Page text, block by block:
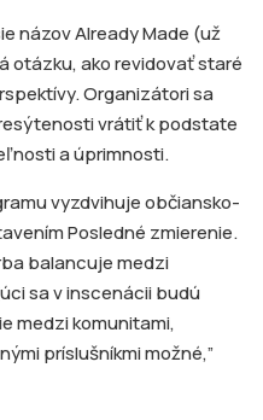
názov Already Made (už
otázku, ako revidovať staré
Organizátori sa
vrátiť k podstate
a úprimnosti.
vyzdvihuje občiansko-
Posledné zmierenie.
balancuje medzi
sa v inscenácii budú
medzi komunitami,
príslušníkmi možné,”